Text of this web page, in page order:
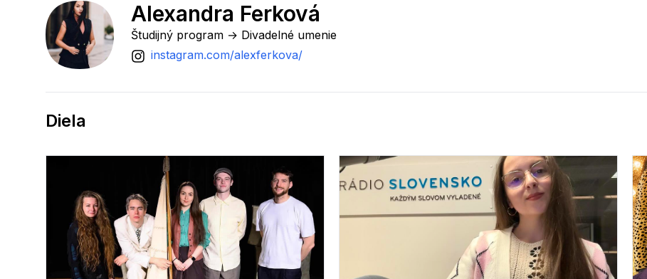
Alexandra Ferková
Študijný program → Divadelné umenie
instagram.com/alexferkova/
Diela